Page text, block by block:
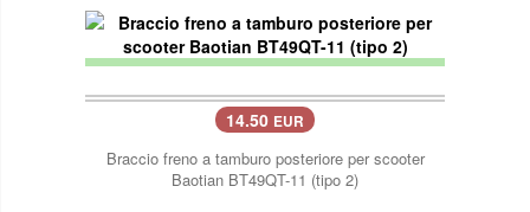
14.50 EUR
Braccio freno a tamburo posteriore per scooter
Baotian BT49QT-11 (tipo 2)